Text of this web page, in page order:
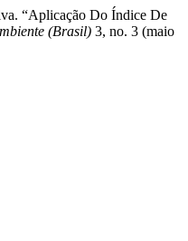
“Aplicação Do Índice De
(Brasil) 3, no. 3 (maio